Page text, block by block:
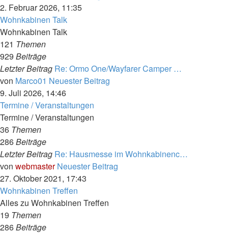
2. Februar 2026, 11:35
Wohnkabinen Talk
Wohnkabinen Talk
121 Themen
929 Beiträge
Letzter Beitrag Re: Ormo One/Wayfarer Camper …
von Marco01 Neuester Beitrag
9. Juli 2026, 14:46
Termine / Veranstaltungen
Termine / Veranstaltungen
36 Themen
286Beiträge
Letzter Beitrag Re: Hausmesse im Wohnkabinenc…
von webmaster Neuester Beitrag
27. Oktober 2021, 17:43
Wohnkabinen Treffen
Alles zu Wohnkabinen Treffen
19 Themen
286Beiträge